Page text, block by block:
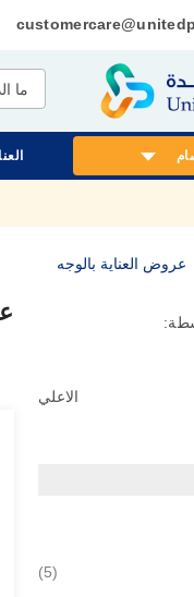
عروض العناية بالوجه
الاعلي
5قطع